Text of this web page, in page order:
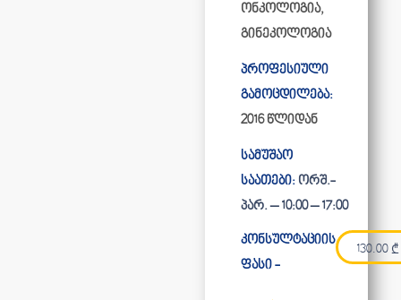
ონკოლოგია,
გინეკოლოგია
პროფესიული
გამოცდილება:
2016 წლიდან
სამუშაო
საათები: ორშ.-
პარ. – 10:00 – 17:00
კონსულტაციის
ფასი -
130.00 ₾